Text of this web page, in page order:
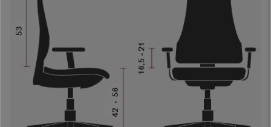
rembourrage
. Cette chaise assure un confort constant, permettant son
utilisation durant de longues heures sans vous en rendre compte.
Elle dispose d’un mécanisme d’inclinaison à contact permanent, un
système qui permet d’incliner le dossier en arrière en maintenant l’angle
fixe de la chaise par rapport à l’assise. Cette fonctionnalité permet de
soulager la tension de la colonne vertébrale et de conserver une meilleure
liberté de mouvement.
Le revêtement en tissu est très résistant et le piétement offre une